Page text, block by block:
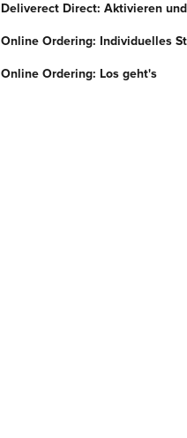
Deliverect Direct: Aktivieren
Online Ordering: Individuelles
Online Ordering: Los geht's